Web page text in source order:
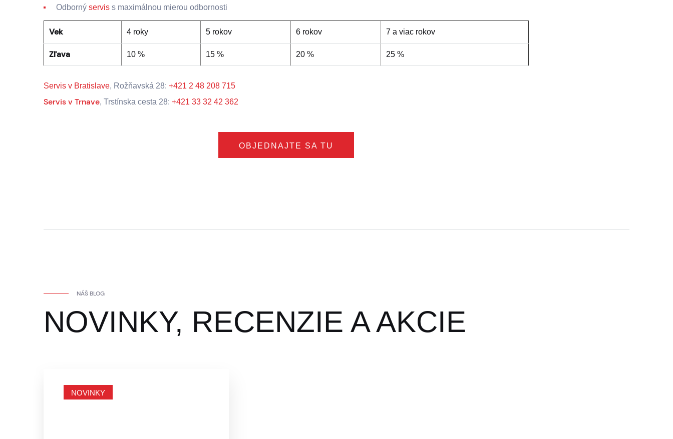
Odborný servis s maximálnou mierou odbornosti
Vek 4 roky 5 rokov 6 rokov 7 a viac rokov
Zľava 10 % 15 % 20 % 25 %
Servis v Bratislave, Rožňavská 28: +421 2 48 208 715
Servis v Trnave, Trstínska cesta 28: +421 33 32 42 362
OBJEDNAJTE SA TU
NÁŠ BLOG
NOVINKY, RECENZIE A AKCIE
NOVINKY